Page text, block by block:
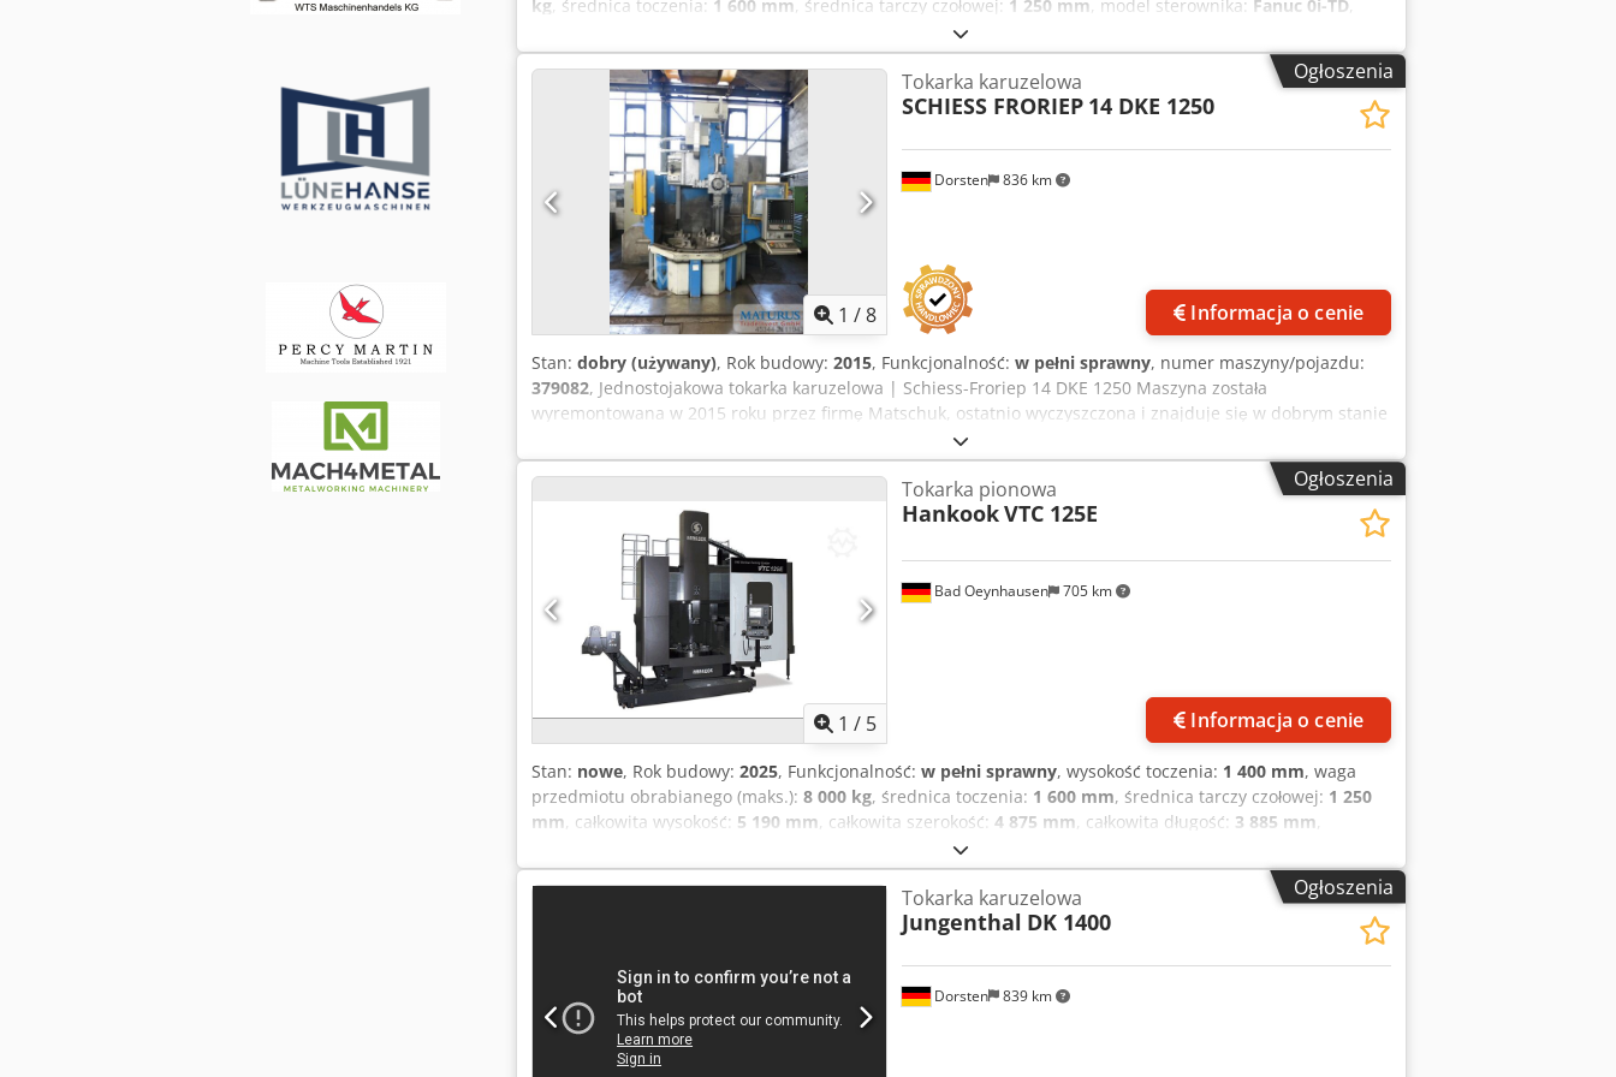
kg, średnica toczenia: 1 600 mm, średnica tarczy czołowej: 1 250 mm, model sterownika: Fanuc 0i-TD,
DANE TECHNICZNE Średnica tarczy planszowej: 1.250 mm Maks. moment obrotowy na tarczy: 12.500 Nm
Wysokość toczenia: 1.250 mm Maks. średnica toczenia: 1.600 mm Maks. masa obrabianego przedmiotu:
5.000 kg Prędkość stołu: 2 - 300 obr./min Przesuw w osi X: 1.475 mm Przesuw w osi Z: 900 mm Prędkość
szybkiego przesuwu: 10 m/min Stożek wrzeciona: ISO BT50 Liczba miejsc na narzędzia: 12 pozycji DANE
MASZYNY Sterowanie: Fanuc 0i-TD Dcedjzb Uy Tepfx Ancok Moc całkowita: 75 kW Wymiary & masa
Wymagane miejsce: ok. 4,7 x 5,8 x 5,5 m Masa maszyny: ok. 32 t WYPOSAŻENIE Magazyn wymiany narzędzi
na 12 narzędzi tokarskich z uchwytem BT50 Uwaga: Kwota 5.000 € za demontaż i załadunek dotyczy
przygotowania do transportu w UE. Przygotowanie do transportu morskiego możliwe, koszt na zapytanie.
Ogłoszenia
1 /8
Dorsten 836 km
Tokarka karuzelowa
SCHIESS FRORIEP 14 DKE 1250
Informacja o cenie
Stan: dobry (używany), Rok budowy: 2015, Funkcjonalność: w pełni sprawny, numer maszyny/pojazdu:
379082, Jednostojakowa tokarka karuzelowa | Schiess-Froriep 14 DKE 1250 Maszyna została
wyremontowana w 2015 roku przez firmę Matschuk, ostatnio wyczyszczona i znajduje się w dobrym stanie
technicznym. - Średnica tarczy: 1.250 mm - Średnica przelotu: 1.500 mm - Wysokość toczenia: 1.250 mm -
Sterowanie Siemens Typ 840 Dsl - Uchwyt narzędziowy Oględziny możliwe po wcześniejszym uzgodnieniu.
Ogłoszenia
1 / 5
Bad Oeynhausen 705 km
Tokarka pionowa
HankookVTC 125E
Informacja o cenie
Stan: nowe, Rok budowy: 2025, Funkcjonalność: w pełni sprawny, wysokość toczenia: 1 400 mm, waga
przedmiotu obrabianego (maks.): 8 000 kg, średnica toczenia: 1 600 mm, średnica tarczy czołowej: 1 250
mm, całkowita wysokość: 5 190 mm, całkowita szerokość: 4 875 mm, całkowita długość: 3 885 mm,
, moment obrotowy:
całkowita:30 000 kg, Wyposażenie:prędkość obrotowa bezstopniowo regulowana, Tokarka karuzelowa
pionowa o płaskiej konstrukcji z bogatym pełnym wyposażeniem: Z FUNKCJĄ FREZOWANIA - Wrzeciono
frezarskie 2000 obr/min SK50 22 KW - C - oś 0,001 stopnia - Kompletna obudowa - przenośnik wiórów -
Instrukcja obsługi I - Pakiet uchwytów narzędziowych - Elektroniczne pokrętło - Sygnał świetlny - ręczna 3-
szczękowa tarcza płaska 1250mm Dcjdevtzc Ispfx Ancjk - Pomiar narzędzi Renishaw - Pomiar przedmiotu
obrabianego Renishaw - Skale szklane w osiach X i Z - 24-miesięczna gwarancja
Ogłoszenia
Dorsten 839 km
Tokarka karuzelowa
Jungenthal DK 1400